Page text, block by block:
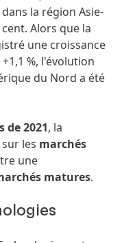
la région Asie-
Alors que la
une croissance
%, l'évolution
du Nord a été
de 2021, la
les marchés
une
matures.